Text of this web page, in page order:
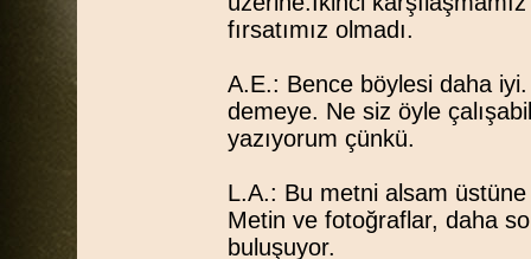
fırsatımız olmadı.
A.E.: Bence böylesi daha
demeye. Ne siz öyle
yazıyorum çünkü.
L.A.: Bu metni alsam
Metin ve fotoğraflar, daha
buluşuyor.